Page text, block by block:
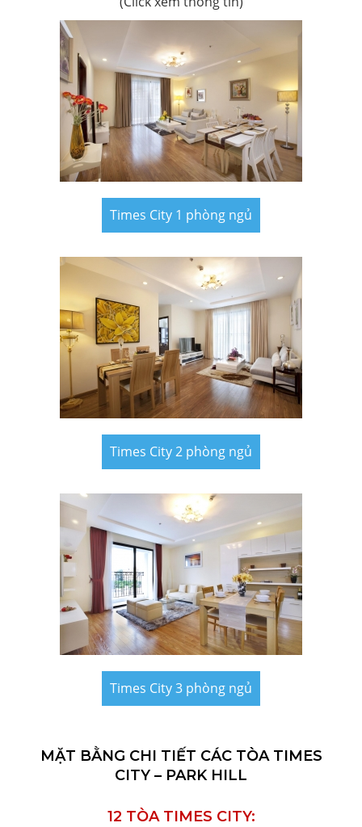
Times City 1 phòng ngủ
Times City 2 phòng ngủ
Times City 3 phòng ngủ
MẶT BẰNG CHI TIẾT CÁC TÒA TIMES
CITY – PARK HILL
12 TÒA TIMES CITY: